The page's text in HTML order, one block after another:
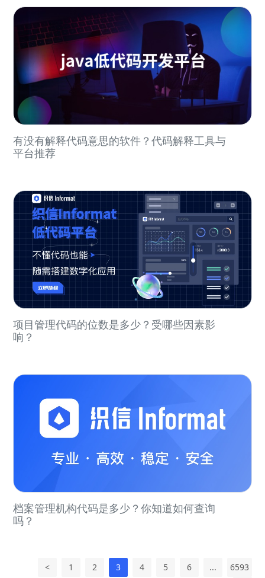
有没有解释代码意思的软件？代码解释工具与
平台推荐
项目管理代码的位数是多少？受哪些因素影
响？
档案管理机构代码是多少？你知道如何查询
吗？
< 1 2 3 4 5 6 ... 6593